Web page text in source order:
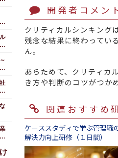
開発者コメン
クリティカルシンキング
残念な結果に終わってい
ん。
あらためて、クリティカ
き方や判断のコツがつか
関連おすすめ
ケーススタディで学ぶ管理職
解決力向上研修（１日間）